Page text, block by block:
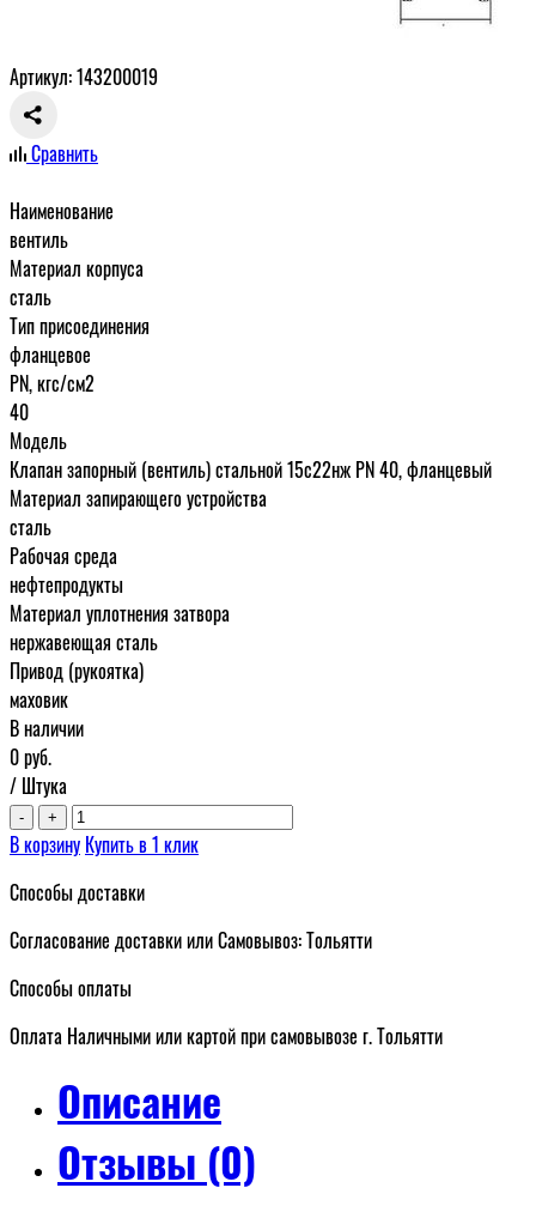
Артикул: 143200019
Сравнить
Наименование
вентиль
Материал корпуса
сталь
Тип присоединения
фланцевое
PN, кгс/см2
40
Модель
Клапан запорный (вентиль) стальной 15с22нж PN 40, фланцевый
Материал запирающего устройства
сталь
Рабочая среда
нефтепродукты
Материал уплотнения затвора
нержавеющая сталь
Привод (рукоятка)
маховик
В наличии
0руб.
/ Штука
- +
В корзину Купить в 1 клик
Способы доставки
Согласование доставки или Самовывоз: Тольятти
Способы оплаты
Оплата Наличными или картой при самовывозе г. Тольятти
Описание
Отзывы (0)